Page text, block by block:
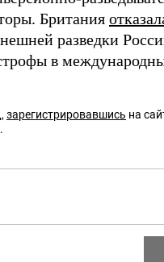
Британия
разведки
в
зарегистрировавшись на
.